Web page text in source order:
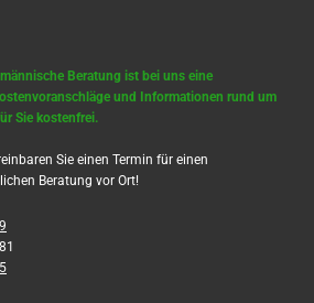
Beratung ist bei uns eine
und Informationen rund um
Sie kostenfrei.
Sie einen Termin für einen
Beratung vor Ort!